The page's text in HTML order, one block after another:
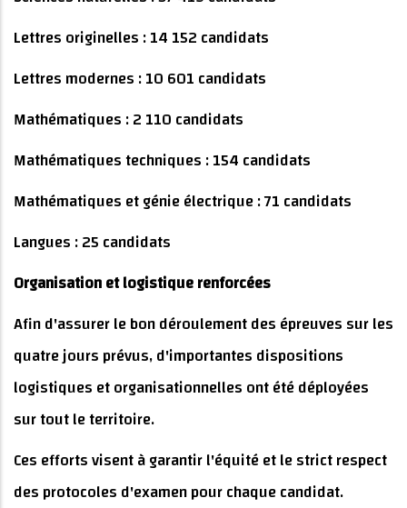
Lettres originelles : 14 152 candidats
Lettres modernes : 10 601 candidats
Mathématiques : 2 110 candidats
Mathématiques techniques : 154 candidats
Mathématiques et génie électrique : 71 candidats
Langues : 25 candidats
Organisation et logistique renforcées
Afin d'assurer le bon déroulement des épreuves sur les
quatre jours prévus, d'importantes dispositions
logistiques et organisationnelles ont été déployées
sur tout le territoire.
Ces efforts visent à garantir l'équité et le strict respect
des protocoles d'examen pour chaque candidat.